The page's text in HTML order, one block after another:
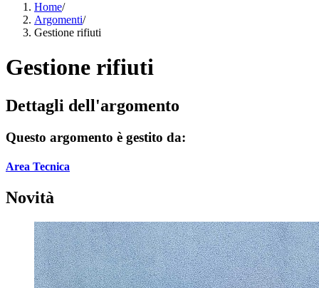
Home/
Argomenti/
Gestione rifiuti
Gestione rifiuti
Dettagli dell'argomento
Questo argomento è gestito da:
Area Tecnica
Novità